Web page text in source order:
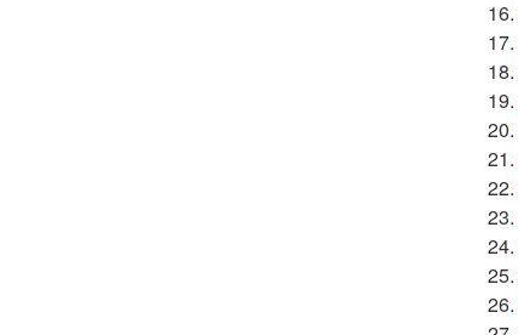
16.
17.
18.
19.
20.
21.
22.
23.
24.
25.
26.